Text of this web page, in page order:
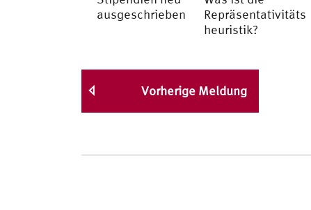
ausgeschrieben
Repräsentativitäts
heuristik?
Vorherige Meldung